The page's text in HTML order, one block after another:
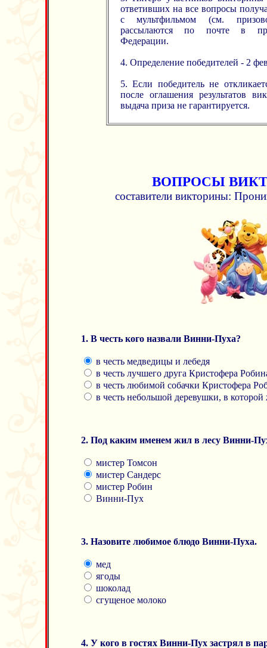
ответивших на все вопросы
с мультфильмом (см.
рассылаются по почте в
Федерации.
4. Определение победителей - 2
5. Если победитель не
после оглашения результатов
выдача приза не гарантируется.
ВОПРОСЫ
составители викторины:
1. В честь кого назвали Винни-Пуха?
в честь медведицы и лебедя
в честь лучшего друга Кристофера
в честь любимой собачки Кристофера
в честь небольшой деревушки, в
2. Под каким именем жил в лесу Винни-
мистер Томсон
мистер Сандерс
мистер Робин
Винни-Пух
3. Назовите любимое блюдо Винни-Пуха.
мед
ягоды
шоколад
сгущеное молоко
4. У кого в гостях Винни-Пух застрял в